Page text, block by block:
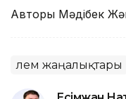
Авторы Мәдібек
Әлем жаңалықтары